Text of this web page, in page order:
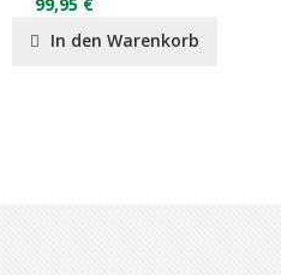
In den Warenkorb